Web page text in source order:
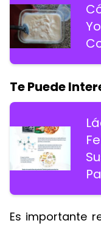
Te Puede
Es importante